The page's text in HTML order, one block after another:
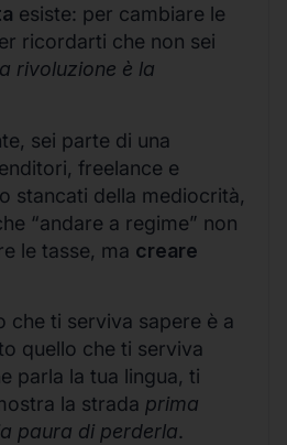
esiste: per cambiare le
ricordarti che non sei
rivoluzione è la
sei parte di una
freelance e
stancati della mediocrità,
“andare a regime” non
le tasse, ma creare
che ti serviva sapere è a
quello che ti serviva
parla la tua lingua, ti
la strada prima
paura di perderla.